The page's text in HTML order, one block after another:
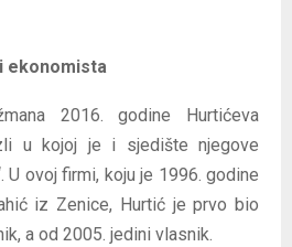
ekonomista
2016. godine Hurtićeva
u kojoj je i sjedište njegove
U ovoj firmi, koju je 1996. godine
iz Zenice, Hurtić je prvo bio
a od 2005. jedini vlasnik.